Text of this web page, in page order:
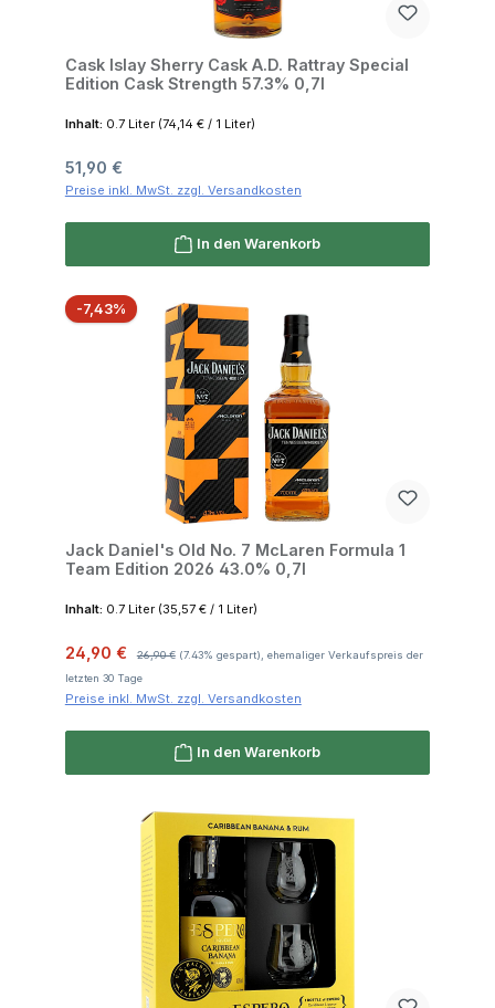
Cask Islay Sherry Cask A.D. Rattray Special
Edition Cask Strength 57.3% 0,7l
Inhalt: 0.7 Liter (74,14 € / 1 Liter)
Regulärer Preis:
51,90 €
Preise inkl. MwSt. zzgl. Versandkosten
In den Warenkorb
-7,43%Rabatt
Jack Daniel's Old No. 7 McLaren Formula 1
Team Edition 2026 43.0% 0,7l
Inhalt: 0.7 Liter (35,57 € / 1 Liter)
Verkaufspreis:
24,90 € 26,90 € (7.43% gespart), ehemaliger Verkaufspreis der
letzten 30 Tage
Preise inkl. MwSt. zzgl. Versandkosten
In den Warenkorb